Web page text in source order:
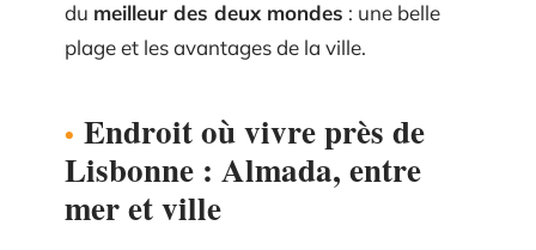
du meilleur des deux mondes : une belle
plage et les avantages de la ville.
Endroit où vivre près de
Lisbonne : Almada, entre
mer et ville